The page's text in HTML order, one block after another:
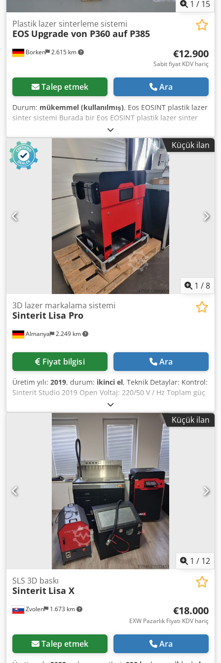
1 / 15
Borken 2.615 km
Plastik lazer sinterleme sistemi
EOS Upgrade von P360 auf P385
€12.900
Sabit fiyat KDV hariç
Talep etmek Ara
Durum: mükemmel (kullanılmış), Eos EOSINT plastik lazer
sinter sistemi Burada bir Eos EOSINT plastik lazer sinter
sistemi sunuyoruz. Dodszdyx Eopfx Afhjck Eos EOSINT
plastik lazer sinter sistemi P385 EOS P385 sistemi ile
birlikte aşağıdaki unsurlar verilmektedir: İş alanı kabı Toz
kabı Soğutucu: Termo TEK Termochiller 1100 Aşağıdaki
yükseltmeler zaten yapılmıştır: Yazılım: CD’ler Eosint P3
Processsoftware PSW 3.2 for Windows 2000, XP Materialice:
Magics RP 9.0 Makine yükseltmesi P360’dan P385’e
10.08.2007 tarihinde yapılmıştır Lazer değişimi 15.05.2008
X tahrik motoru: kullanılmış motor değişimi 04.05.2020
Pirometre değişimi 30.06.2020 350mm x 350mm x 610mm
Voltaj: 3/N/PE/400V, frekans 50 Hz Bağlantı gücü: 8 kW,
sigorta 32 A Maks. lazer gücü: 100 W, açık lazer sınıfı 4
Kapalı lazer sınıfı 1 Ağırlık: 850 kg Tip: EOSINT Upgrade
P385 Durum: kullanılmış / used Teslimat kapsamı: (Resme
bakınız) (Teknik verilerde ve bilgilerde değişiklikler ve
hatalar her zaman mümkündür!) Diğer sorularınız için
telefonla ulaşabilirsiniz.
Küçük ilan
1 /8
Almanya 2.249 km
3D lazer markalama sistemi
Sinterit Lisa Pro
Fiyat bilgisi Ara
Üretim yılı: 2019, durum: ikinci el, Teknik Detaylar: Kontrol:
Sinterit Studio 2019 Open Voltaj: 220/50 V / Hz Toplam güç
ihtiyacı: 1,0 (maks. 1,8) kW Makine ağırlığı yaklaşık: 90 kg
Boyutlar: 690 x 510 x 900 mm 3D Yazıcı SLS Lazer Sistemi IR
Lazer Diyotu 5 (W) Maks. baskı mesafesi diyagonal: 316 mm
Flexa/TPE – yüksek hassasiyet maksimum baskı hacmi 110 x
150 x 250 mm PA – yüksek hassasiyet maksimum baskı
hacmi 90 x 130 x 230 mm X/Y Hassasiyet: 0,05 mm Dedpfx
Afeu N Auujhsck Tabla boyutu/Çalışma alanı: 150 x 200 x
260 mm Dahili azot odası Azot tüketimi: 0,48 m³/saat
Maksimum oda sıcaklığı 200°C olan ısıtma sistemi
Aksesuarlar: Koruyucu cam (Lazer Koruma Camı) 1x USB
(yazılım erişilebilir), Yazılım Sinterit Studio 2019 open,
desteklenen formatlar STL, OBJ, 3DS, FBX, DAE, 3MF, İşletim
Sistemi MS Windows Aydınlatma elemanı (24V IR ısıtıcı seti)
Çeşitli poliamid toz şişeleri Çeşitli küçük parçalar
Küçük ilan
1 / 12
Zvolen 1.673 km
SLS 3D baskı
Sinterit Lisa X
€18.000
EXW Pazarlık Fiyatı KDV hariç
Talep etmek Ara